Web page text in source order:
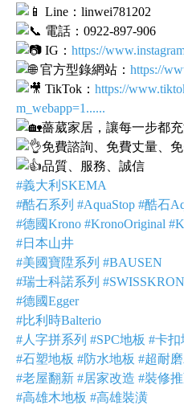
Line：linwei781202
電話：0922-897-906
IG： https://
官方型錄網站： https://
TikTok： https://
m_webapp=1 ......
薔葳家居，讓每一步都充
免費諮詢、免費丈量、
品質、服務、誠信
#義大利SKEMA
#酷石系列 #AquaStop #酷石
#德國Krono #KronoOriginal
#日本山井
#美國寶陞系列 #BAUSEN
#瑞士科諾系列
#德國Egger
#比利時Balterio
#人字拼系列 #SPC地板 #卡扣
#石塑地板 #防水地板 #超耐
#老屋翻新 #居家改造 #裝修
#高雄木地板 #高雄裝潢